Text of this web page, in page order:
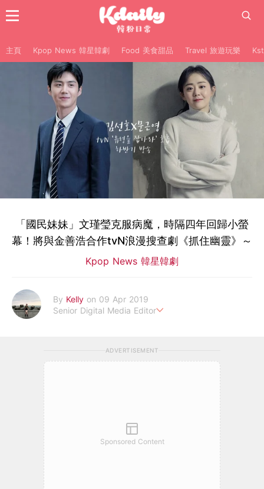
主頁 Kpop News 韓星韓劇 Food 美食甜品 Travel 旅遊玩樂
「國民妹妹」文瑾瑩克服病魔，時隔四年回歸小螢
幕！將與金善浩合作tvN浪漫搜查劇《抓住幽靈》～
Kpop News 韓星韓劇
By Kelly on 09 Apr 2019
Senior Digital Media Editor
ADVERTISEMENT
Sponsored Content